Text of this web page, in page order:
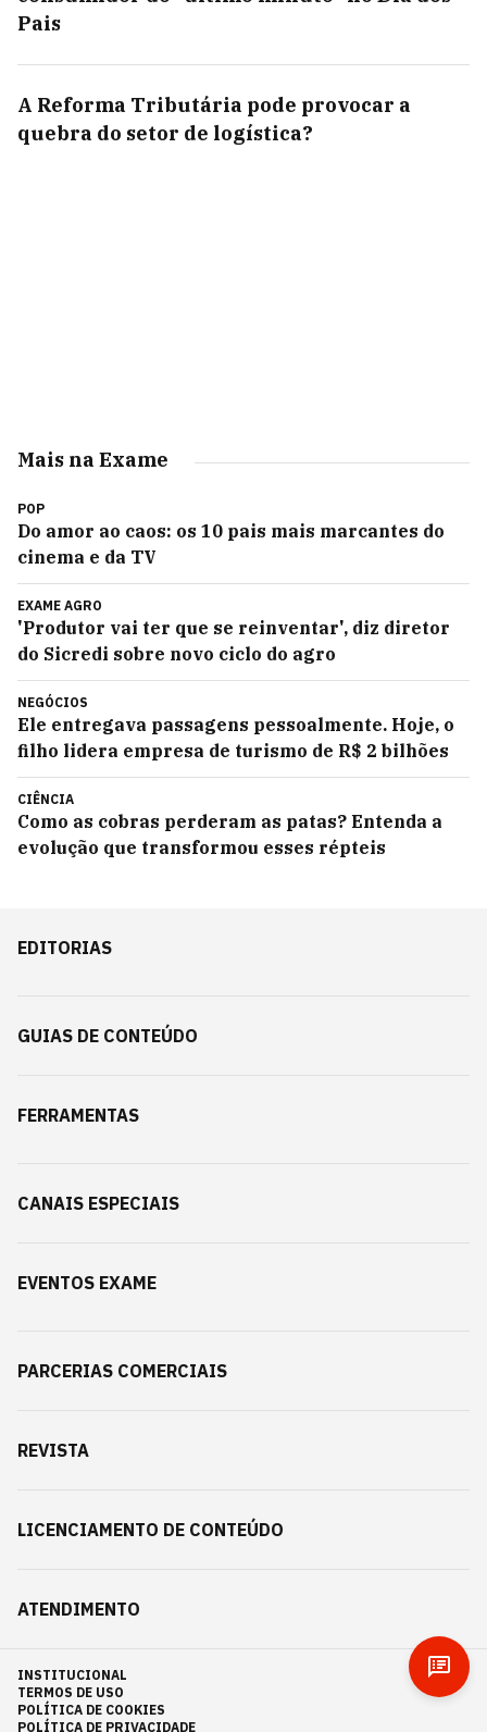
Pais
A Reforma Tributária pode provocar a
quebra do setor de logística?
Mais na Exame
POP
Do amor ao caos: os 10 pais mais marcantes do
cinema e da TV
EXAME AGRO
'Produtor vai ter que se reinventar', diz diretor
do Sicredi sobre novo ciclo do agro
NEGÓCIOS
Ele entregava passagens pessoalmente. Hoje, o
filho lidera empresa de turismo de R$ 2 bilhões
CIÊNCIA
Como as cobras perderam as patas? Entenda a
evolução que transformou esses répteis
EDITORIAS
GUIAS DE CONTEÚDO
FERRAMENTAS
CANAIS ESPECIAIS
EVENTOS EXAME
PARCERIAS COMERCIAIS
REVISTA
LICENCIAMENTO DE CONTEÚDO
ATENDIMENTO
INSTITUCIONAL
TERMOS DE USO
POLÍTICA DE COOKIES
POLÍTICA DE PRIVACIDADE